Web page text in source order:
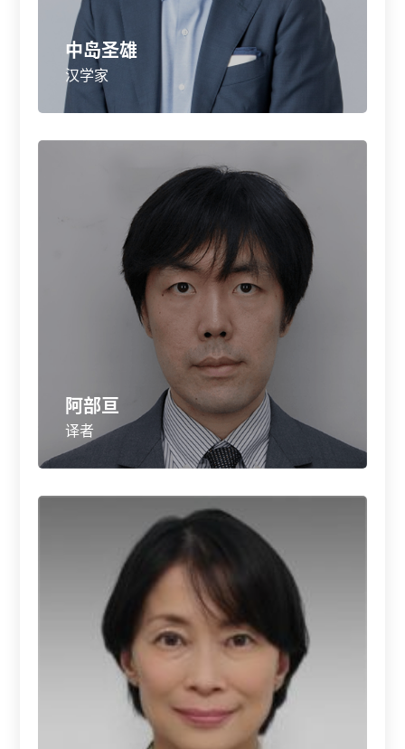
中岛圣雄
汉学家
阿部亘
译者